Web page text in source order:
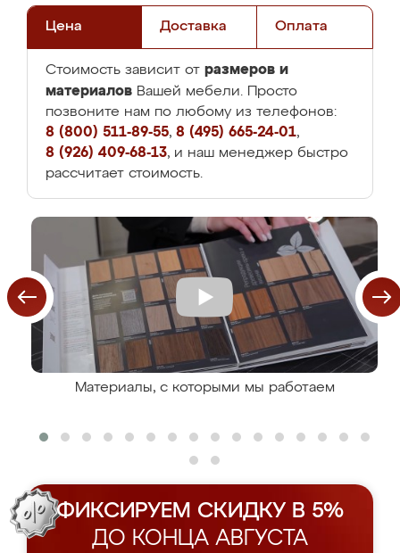
Цена Доставка Оплата
Стоимость зависит от размеров и
материалов Вашей мебели. Просто
позвоните нам по любому из телефонов:
8 (800) 511-89-55, 8 (495) 665-24-01,
8 (926) 409-68-13, и наш менеджер быстро
рассчитает стоимость.
Материалы, с которыми мы работаем
ФИКСИРУЕМ СКИДКУ В 5%
ДО КОНЦА АВГУСТА